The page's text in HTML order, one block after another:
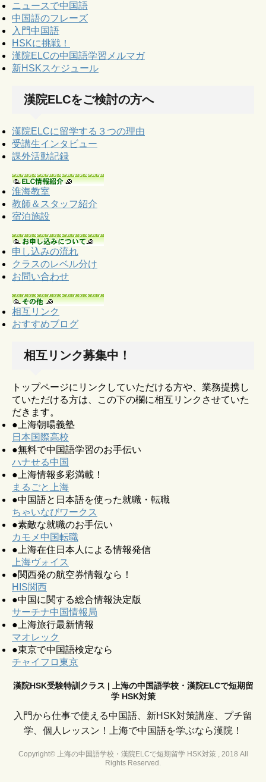
ニュースで中国語
中国語のフレーズ
入門中国語
HSKに挑戦！
漢院ELCの中国語学習メルマガ
新HSKスケジュール
漢院ELCをご検討の方へ
漢院ELCに留学する３つの理由
受講生インタビュー
課外活動記録
淮海教室
教師＆スタッフ紹介
宿泊施設
申し込みの流れ
クラスのレベル分け
お問い合わせ
相互リンク
おすすめブログ
相互リンク募集中！
トップページにリンクしていただける方や、業務提携し
ていただける方は、この下の欄に相互リンクさせていた
だきます。
●上海朝暘義塾
日本国際高校
●無料で中国語学習のお手伝い
ハナせる中国
●上海情報多彩満載！
まるごと上海
●中国語と日本語を使った就職・転職
ちゃいなびワークス
●素敵な就職のお手伝い
カモメ中国転職
●上海在住日本人による情報発信
上海ヴォイス
●関西発の航空券情報なら！
HIS関西
●中国に関する総合情報決定版
サーチナ中国情報局
●上海旅行最新情報
マオレック
●東京で中国語検定なら
チャイフロ東京
漢院HSK受験特訓クラス | 上海の中国語学校・漢院ELCで短期留
学 HSK対策
入門から仕事で使える中国語、新HSK対策講座、プチ留
学、個人レッスン！上海で中国語を学ぶなら漢院！
Copyright© 上海の中国語学校・漢院ELCで短期留学 HSK対策 , 2018 All
Rights Reserved.